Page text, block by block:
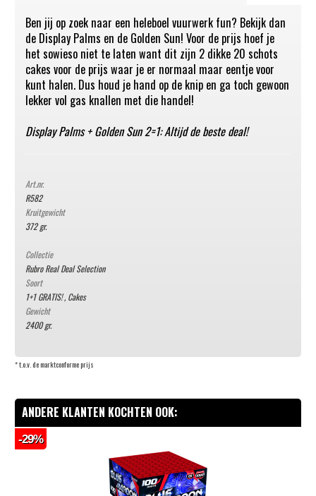
Ben jij op zoek naar een heleboel vuurwerk fun? Bekijk dan
de Display Palms en de Golden Sun! Voor de prijs hoef je
het sowieso niet te laten want dit zijn 2 dikke 20 schots
cakes voor de prijs waar je er normaal maar eentje voor
kunt halen. Dus houd je hand op de knip en ga toch gewoon
lekker vol gas knallen met die handel!
Display Palms + Golden Sun 2=1: Altijd de beste deal!
Art.nr.
R582
Kruitgewicht
372 gr.
Collectie
Rubro Real Deal Selection
Soort
1+1 GRATIS!, Cakes
Gewicht
2400 gr.
* t.o.v. de marktconforme prijs
ANDERE KLANTEN KOCHTEN OOK:
-29%